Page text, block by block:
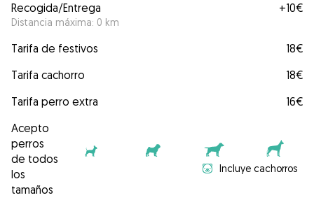
Recogida/Entrega
Distancia máxima: 0 km
+10€
Tarifa de festivos
18€
Tarifa cachorro
18€
Tarifa perro extra
16€
Acepto
perros
de todos
los
tamaños
Incluye cachorros